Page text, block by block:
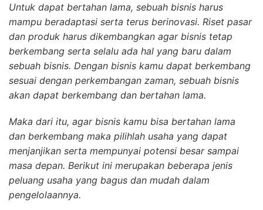
Untuk dapat bertahan lama, sebuah bisnis harus
mampu beradaptasi serta terus berinovasi. Riset pasar
dan produk harus dikembangkan agar bisnis tetap
berkembang serta selalu ada hal yang baru dalam
sebuah bisnis. Dengan bisnis kamu dapat berkembang
sesuai dengan perkembangan zaman, sebuah bisnis
akan dapat berkembang dan bertahan lama.
Maka dari itu, agar bisnis kamu bisa bertahan lama
dan berkembang maka pilihlah usaha yang dapat
menjanjikan serta mempunyai potensi besar sampai
masa depan. Berikut ini merupakan beberapa jenis
peluang usaha yang bagus dan mudah dalam
pengelolaannya.